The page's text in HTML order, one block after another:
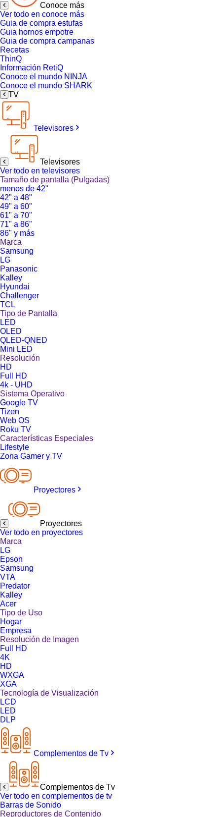
Conoce más
Ver todo en conoce más
Guia de compra estufas
Guia hornos empotre
Guia de compra campanas
Recetas
ThinQ
Información RetiQ
Conoce el mundo NINJA
Conoce el mundo SHARK
TV
Televisores
Televisores
Ver todo en televisores
Tamaño de pantalla (Pulgadas)
menos de 42"
42" a 48"
49" a 60"
61" a 70"
71" a 86"
86" y más
Marca
Samsung
LG
Panasonic
Kalley
Hyundai
Challenger
TCL
Tipo de Pantalla
LED
OLED
QLED-QNED
Mini LED
Resolución
HD
Full HD
4k - UHD
Sistema Operativo
Google TV
Tizen
Web OS
Roku TV
Características Especiales
Lifestyle
Zona Gamer y TV
Proyectores
Proyectores
Ver todo en proyectores
Marca
LG
Epson
Samsung
VTA
Predator
Kalley
Acer
Tipo de Uso
Hogar
Empresa
Resolución de Imagen
Full HD
4K
HD
WXGA
XGA
Tecnología de Visualización
LCD
LED
DLP
Complementos de Tv
Complementos de Tv
Ver todo en complementos de tv
Barras de Sonido
Reproductores de Contenido